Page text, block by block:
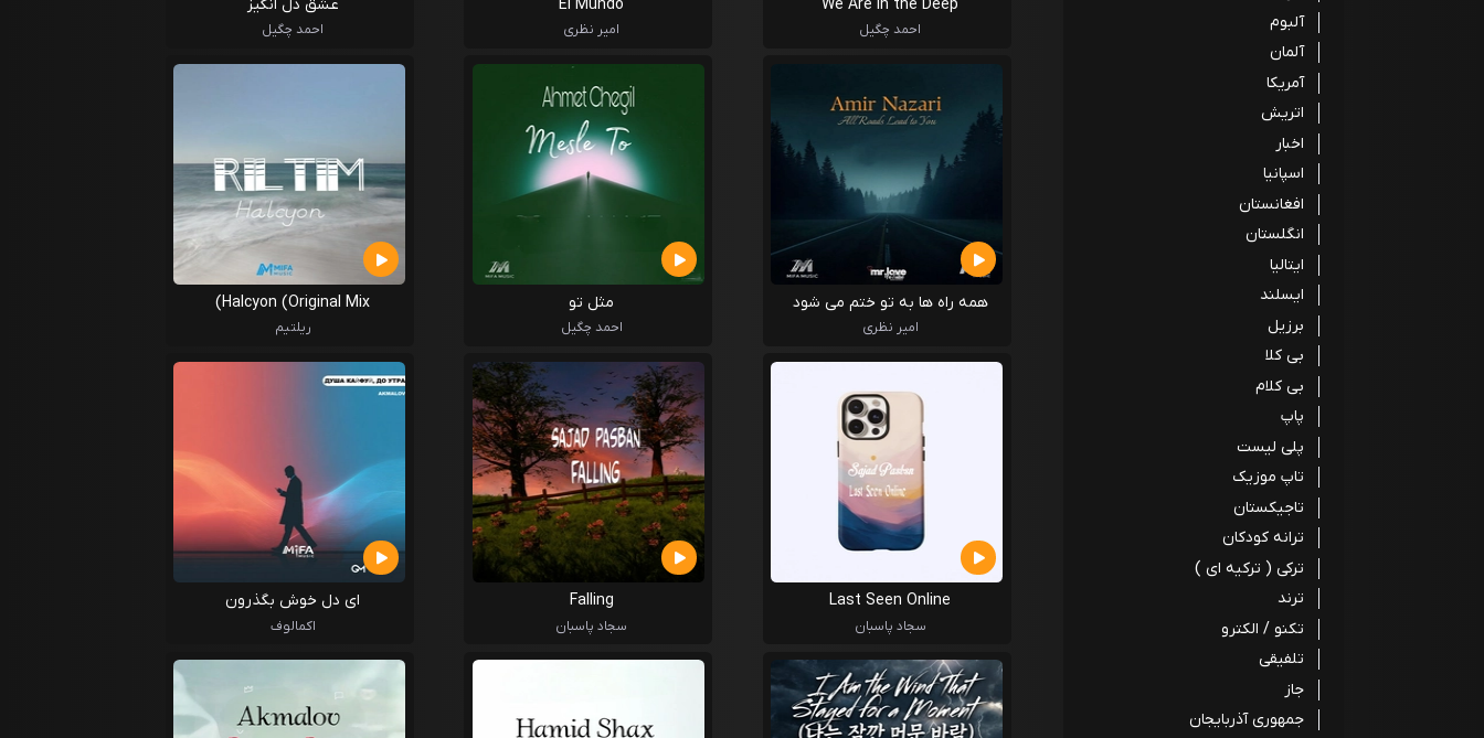
آلبوم
آلمان
آمریکا
اتریش
اخبار
اسپانیا
افغانستان
انگلستان
ایتالیا
ایسلند
برزیل
بی کلا
بی کلام
پاپ
پلی لیست
تاپ موزیک
تاجیکستان
ترانه کودکان
ترکی ( ترکیه ای )
ترند
تکنو / الکترو
تلفیقی
جاز
جمهوری آذربایجان
We Are in the Deep
احمد چگیل
El Mundo
امیر نظری
عشق دل انگیز
احمد چگیل
همه راه ها به تو ختم می شود
امیر نظری
مثل تو
احمد چگیل
Halcyon (Original Mix)
ریلتیم
Last Seen Online
سجاد پاسبان
Falling
سجاد پاسبان
ای دل خوش بگذرون
اکمالوف